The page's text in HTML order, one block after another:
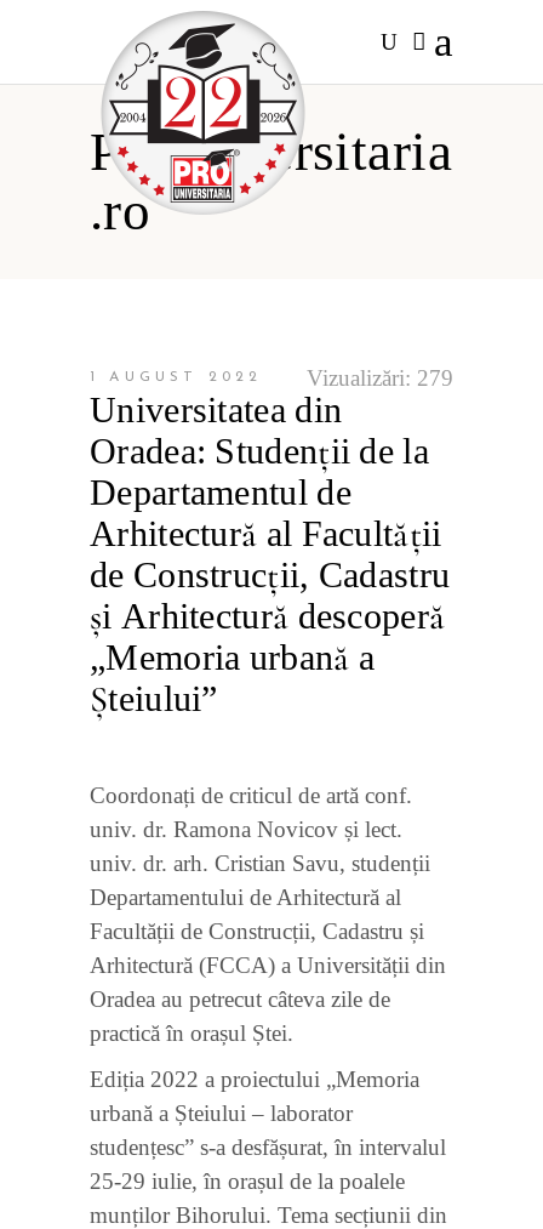
Prouniversitaria
.ro
1 AUGUST 2022
Universitatea din
Oradea: Studenții de la
Departamentul de
Arhitectură al Facultății
de Construcții, Cadastru
și Arhitectură descoperă
„Memoria urbană a
Șteiului”
Vizualizări: 279
Coordonați de criticul de artă conf.
univ. dr. Ramona Novicov și lect.
univ. dr. arh. Cristian Savu, studenții
Departamentului de Arhitectură al
Facultății de Construcții, Cadastru și
Arhitectură (FCCA) a Universității din
Oradea au petrecut câteva zile de
practică în orașul Ștei.
Ediția 2022 a proiectului „Memoria
urbană a Șteiului – laborator
studențesc” s-a desfășurat, în intervalul
25-29 iulie, în orașul de la poalele
munților Bihorului. Tema secțiunii din